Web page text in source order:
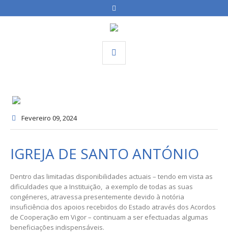
Fevereiro 09, 2024
IGREJA DE SANTO ANTÓNIO
Dentro das limitadas disponibilidades actuais – tendo em vista as
dificuldades que a Instituição, a exemplo de todas as suas
congéneres, atravessa presentemente devido à notória
insuficiência dos apoios recebidos do Estado através dos Acordos
de Cooperação em Vigor – continuam a ser efectuadas algumas
beneficiações indispensáveis.